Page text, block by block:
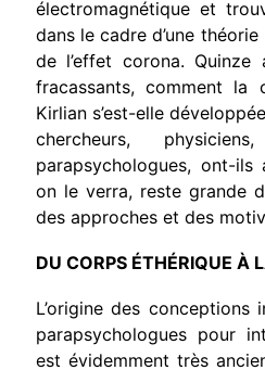
électromagnétique et
dans le cadre d’une
de l’effet corona.
fracassants, comment la
Kirlian s’est-elle
chercheurs,
parapsychologues, ont-
on le verra, reste grande
des appro­ches et des
DU CORPS ÉTHÉRIQUE À
L’origine des conceptions
parapsycho­logues pour
est évidemment très